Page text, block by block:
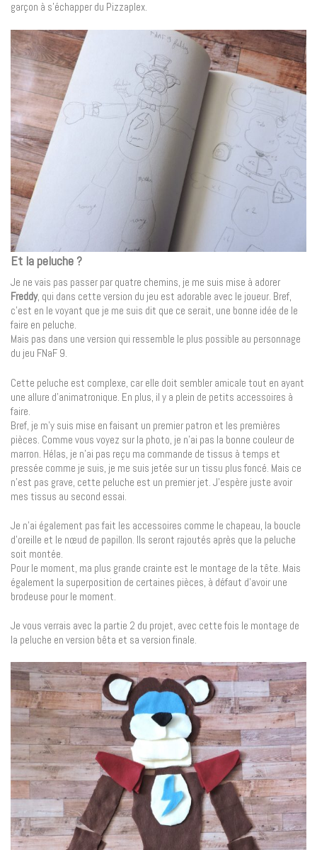
garçon à s’échapper du Pizzaplex.
Et la peluche ?
Je ne vais pas passer par quatre chemins, je me suis mise à adorer
Freddy, qui dans cette version du jeu est adorable avec le joueur. Bref,
c’est en le voyant que je me suis dit que ce serait, une bonne idée de le
faire en peluche.
Mais pas dans une version qui ressemble le plus possible au personnage
du jeu FNaF 9.
Cette peluche est complexe, car elle doit sembler amicale tout en ayant
une allure d’animatronique. En plus, il y a plein de petits accessoires à
faire.
Bref, je m’y suis mise en faisant un premier patron et les premières
pièces. Comme vous voyez sur la photo, je n’ai pas la bonne couleur de
marron. Hélas, je n’ai pas reçu ma commande de tissus à temps et
pressée comme je suis, je me suis jetée sur un tissu plus foncé. Mais ce
n’est pas grave, cette peluche est un premier jet. J’espère juste avoir
mes tissus au second essai.
Je n’ai également pas fait les accessoires comme le chapeau, la boucle
d’oreille et le nœud de papillon. Ils seront rajoutés après que la peluche
soit montée.
Pour le moment, ma plus grande crainte est le montage de la tête. Mais
également la superposition de certaines pièces, à défaut d’avoir une
brodeuse pour le moment.
Je vous verrais avec la partie 2 du projet, avec cette fois le montage de
la peluche en version bêta et sa version finale.